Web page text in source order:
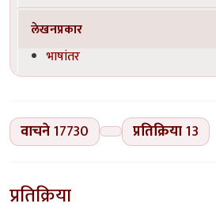
लेखनप्रकार
भाषांतर
वाचने17730 प्रतिक्रिया13
प्रतिक्रिया